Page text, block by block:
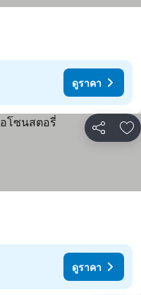
ดูราคา
แชร์ เ
ดูราคา